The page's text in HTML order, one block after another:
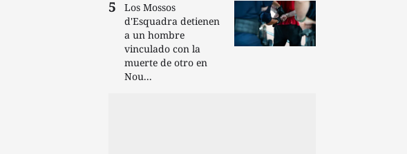
Los Mossos
d'Esquadra detienen
a un hombre
vinculado con la
muerte de otro en
Nou...